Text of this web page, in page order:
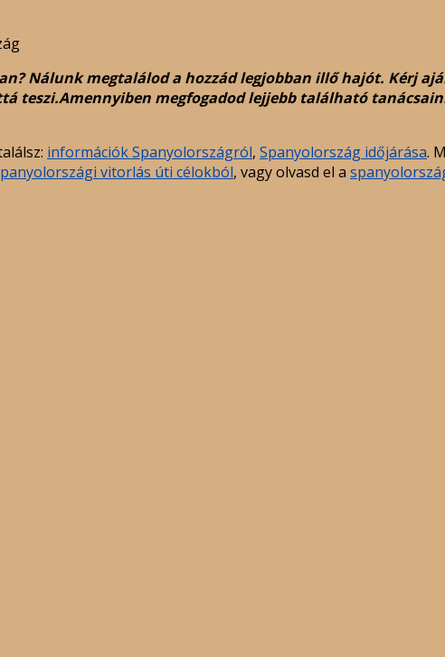
Nálunk megtalálod a hozzád legjobban illő hajót. Kérj
teszi.Amennyiben megfogadod lejjebb található
információk Spanyolországról, Spanyolország időjárása.
vitorlás úti célokból, vagy olvasd el a